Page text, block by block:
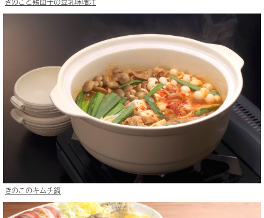
きのこと鶏団子の豆乳味噌汁
きのこのキムチ鍋